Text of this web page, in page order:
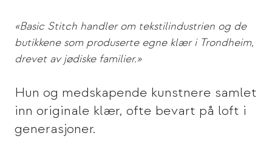
«Basic Stitch handler om tekstilindustrien og de
butikkene som produserte egne klær i Trondheim,
drevet av jødiske familier.»
Hun og medskapende kunstnere samlet
inn originale klær, ofte bevart på loft i
generasjoner.